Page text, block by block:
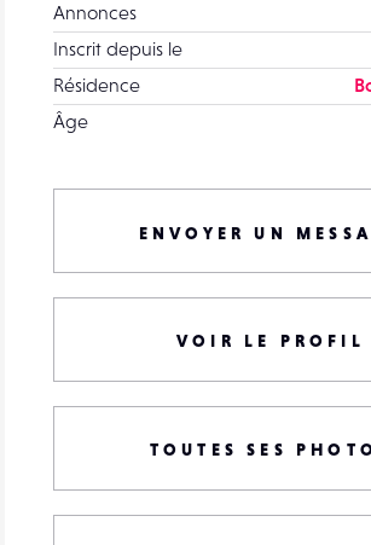
Annonces
Inscrit depuis le
Résidence
Âge
ENVOYER UN
VOIR LE PROFIL
TOUTES SES